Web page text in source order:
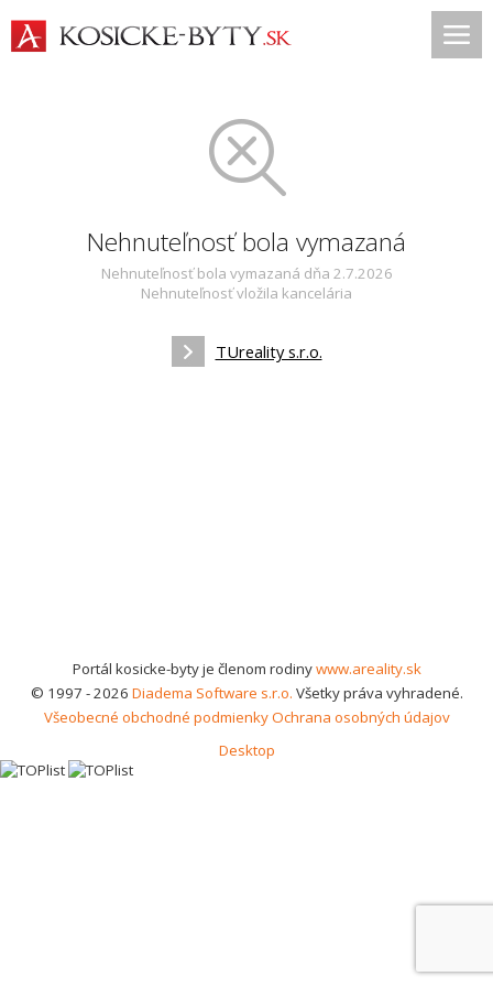
Nehnuteľnosť bola vymazaná
Nehnuteľnosť bola vymazaná dňa 2.7.2026
Nehnuteľnosť vložila kancelária
TUreality s.r.o.
Portál kosicke-byty je členom rodinywww.areality.sk
© 1997 - 2026 Diadema Software s.r.o. Všetky práva vyhradené.
Všeobecné obchodné podmienkyOchrana osobných údajov
Desktop